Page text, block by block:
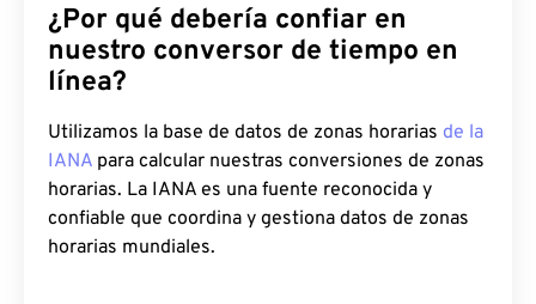
¿Por qué debería confiar en
nuestro conversor de tiempo en
línea?
Utilizamos la base de datos de zonas horarias de la
IANA para calcular nuestras conversiones de zonas
horarias. La IANA es una fuente reconocida y
confiable que coordina y gestiona datos de zonas
horarias mundiales.